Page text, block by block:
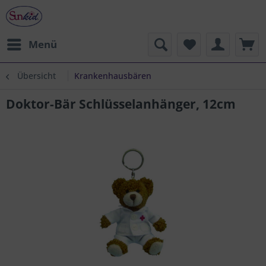
Menü
Übersicht Krankenhausbären
Doktor-Bär Schlüsselanhänger, 12cm